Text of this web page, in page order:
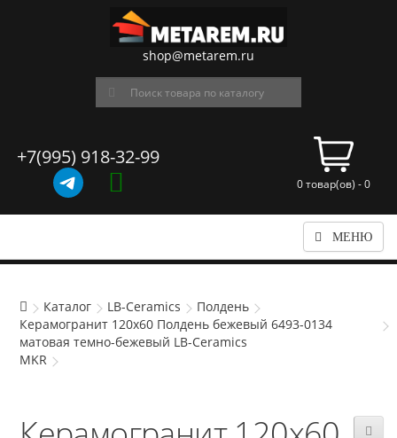
shop@metarem.ru
+7(995) 918-32-99
0 товар(ов) - 0
МЕНЮ
Каталог LB-Ceramics
Полдень
Керамогранит 120x60 Полдень бежевый 6493-0134
матовая темно-бежевый LB-Ceramics
MKR